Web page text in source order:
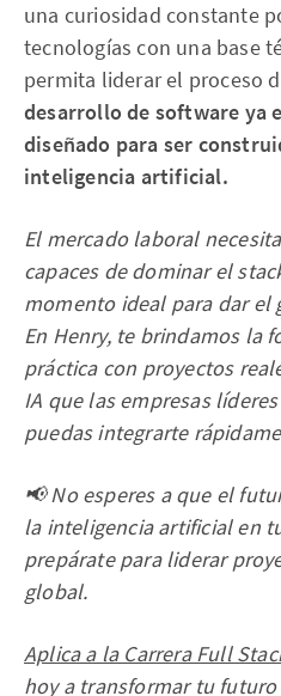
una curiosidad constante
tecnologías con una base
permita liderar el proceso
desarrollo de software ya
diseñado para ser
inteligencia artificial.
El mercado laboral
capaces de dominar el
momento ideal para dar el
En Henry, te brindamos la
práctica con proyectos
IA que las empresas
puedas integrarte
📢 No esperes a que el
la inteligencia artificial en
prepárate para liderar
global.
Aplica a la Carrera Full
hoy a transformar tu